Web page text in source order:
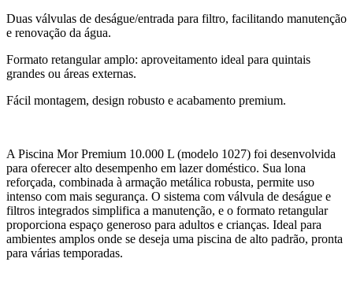
Duas válvulas de deságue/entrada para filtro, facilitando manutenção
e renovação da água.
Formato retangular amplo: aproveitamento ideal para quintais
grandes ou áreas externas.
Fácil montagem, design robusto e acabamento premium.
A Piscina Mor Premium 10.000 L (modelo 1027) foi desenvolvida
para oferecer alto desempenho em lazer doméstico. Sua lona
reforçada, combinada à armação metálica robusta, permite uso
intenso com mais segurança. O sistema com válvula de deságue e
filtros integrados simplifica a manutenção, e o formato retangular
proporciona espaço generoso para adultos e crianças. Ideal para
ambientes amplos onde se deseja uma piscina de alto padrão, pronta
para várias temporadas.